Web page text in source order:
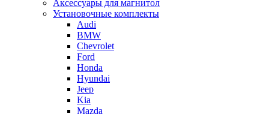
Аксессуары для магнитол
Установочные комплекты
Audi
BMW
Chevrolet
Ford
Honda
Hyundai
Jeep
Kia
Mazda